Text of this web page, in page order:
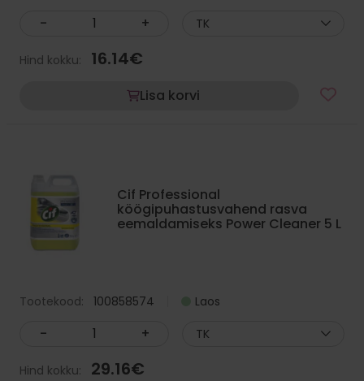
- + TK
Hind kokku: 16.14€
Lisa korvi
Cif Professional
köögipuhastusvahend rasva
eemaldamiseks Power Cleaner 5 L
Tootekood: 100858574 Laos
- + TK
Hind kokku: 29.16€